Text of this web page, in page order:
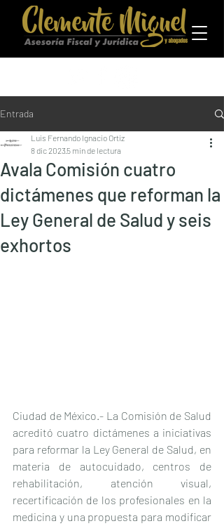
Entrada
Avala Comisión cuatro
dictámenes que reforman la
Ley General de Salud y seis
exhortos
Luis Fernando Ignacio Ortiz
8 dic 2023 5 min de lectura
Ciudad de México.- La Comisión de Salud
acreditó cuatro dictámenes a iniciativas
para reformar la Ley General de Salud, en
materia de autocuidado, centros de
rehabilitación, atención visual,
recertificación de los profesionales en la
medicina y una propuesta para modificar